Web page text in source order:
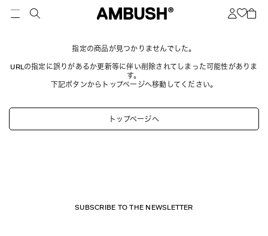
指定の商品が見つかりませんでした。
URLの指定に誤りがあるか更新等に伴い削除されてしまった可能性がありま
す。
下記ボタンからトップページへ移動してください。
トップページへ
SUBSCRIBE TO THE NEWSLETTER